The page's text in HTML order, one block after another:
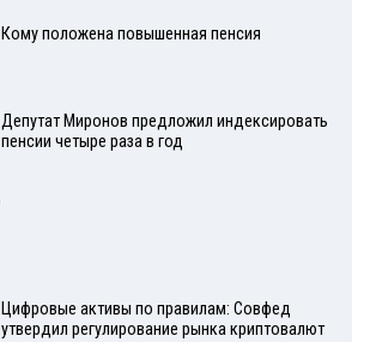
Кому положена повышенная пенсия
Депутат Миронов предложил индексировать
пенсии четыре раза в год
Цифровые активы по правилам: Совфед
утвердил регулирование рынка криптовалют